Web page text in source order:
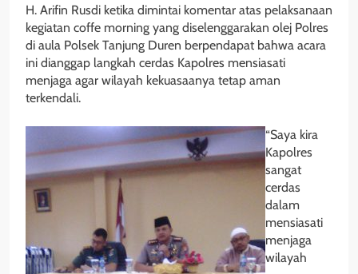
H. Arifin Rusdi ketika dimintai komentar atas pelaksanaan
kegiatan coffe morning yang diselenggarakan olej Polres
di aula Polsek Tanjung Duren berpendapat bahwa acara
ini dianggap langkah cerdas Kapolres mensiasati
menjaga agar wilayah kekuasaanya tetap aman
terkendali.
“Saya kira
Kapolres
sangat
cerdas
dalam
mensiasati
menjaga
wilayah